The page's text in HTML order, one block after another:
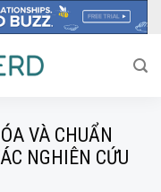
VÀ CHUẨN
NGHIÊN CỨU